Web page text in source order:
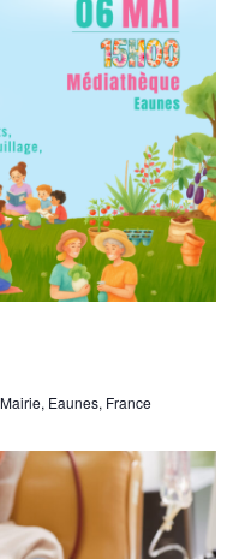
Eaunes, France